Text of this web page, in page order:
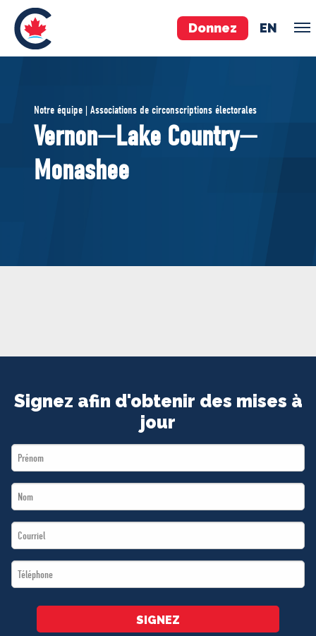
Donnez EN
ÉQUIPE
Pierre Poilievre
Vos députés conservateurs
Cabinet fantôme
BOUTIQUE
Notre équipe | Associations de circonscriptions électorales
Vernon—Lake Country—
Monashee
Signez afin d'obtenir des mises à
jour
First
Name
Last
Name
Email
*
Téléphone
*
SIGNEZ